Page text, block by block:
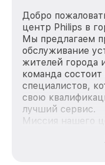
Добро
центр Philips в
Мы предлагаем
обслуживание
жителей города
команда
специалистов,
свою
лучший сервис.
Миссия нашего
качественный и
каждого